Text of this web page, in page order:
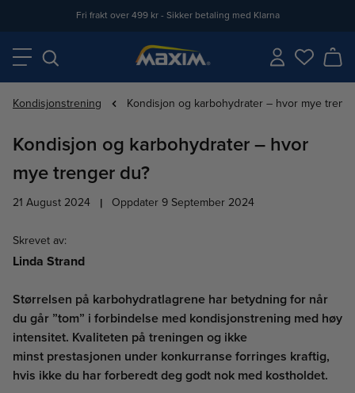
Fri frakt over 499 kr - Sikker betaling med Klarna
Kondisjonstrening Kondisjon og karbohydrater – hvor mye
Kondisjon og karbohydrater – hvor
mye trenger du?
21 August 2024 | Oppdater 9 September 2024
Skrevet av:
Linda Strand
Størrelsen på karbohydratlagrene har betydning for når
du går ”tom” i forbindelse med kondisjonstrening med høy
intensitet. Kvaliteten på treningen og ikke
minst prestasjonen under konkurranse forringes kraftig,
hvis ikke du har forberedt deg godt nok med kostholdet.